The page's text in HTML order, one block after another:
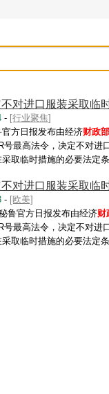
对进口服装采取临
- [行业聚焦]
方日报发布由经济财政部
号最高法令，决定不对进
取临时措施的必要法定
对进口服装采取临
- [欧美]
鲁官方日报发布由经济财
号最高法令，决定不对进
取临时措施的必要法定